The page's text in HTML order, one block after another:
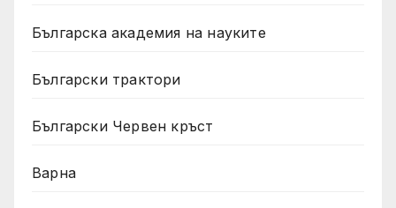
Българска академия на науките
Български трактори
Български Червен кръст
Варна